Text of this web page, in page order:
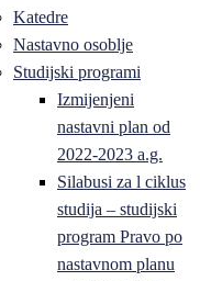
Katedre
Nastavno osoblje
Studijski programi
Izmijenjeni
nastavni plan od
2022-2023 a.g.
Silabusi za l ciklus
studija – studijski
program Pravo po
nastavnom planu